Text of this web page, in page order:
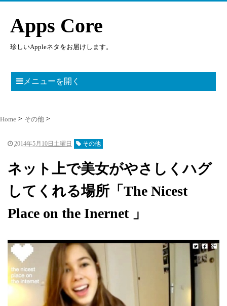
Apps Core
珍しいAppleネタをお届けします。
メニューを開く
Home その他
2014年5月10日土曜日 その他
ネット上で美女がやさしくハグ
してくれる場所「The Nicest
Place on the Inernet 」